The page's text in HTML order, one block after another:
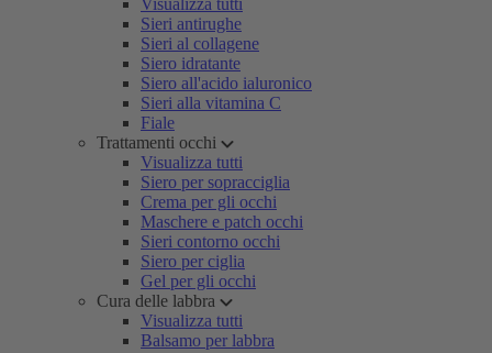
Visualizza tutti
Sieri antirughe
Sieri al collagene
Siero idratante
Siero all'acido ialuronico
Sieri alla vitamina C
Fiale
Trattamenti occhi
Visualizza tutti
Siero per sopracciglia
Crema per gli occhi
Maschere e patch occhi
Sieri contorno occhi
Siero per ciglia
Gel per gli occhi
Cura delle labbra
Visualizza tutti
Balsamo per labbra